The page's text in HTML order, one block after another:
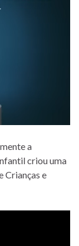
a
criou uma
Crianças e